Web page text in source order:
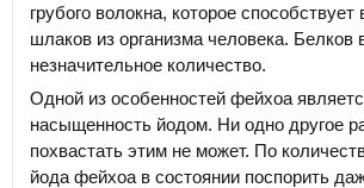
грубого волокна, которое
шлаков из организма человека. Белков
незначительное количество.
Одной из особенностей фейхоа
насыщенность йодом. Ни одно другое
похвастать этим не может. По
йода фейхоа в состоянии поспорить